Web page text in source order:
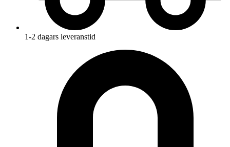
1-2 dagars leveranstid